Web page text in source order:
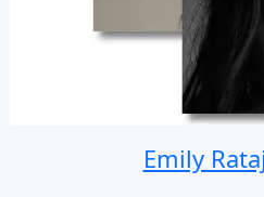
Emily